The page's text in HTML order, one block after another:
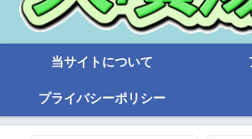
当サイトについて
プライバシーポリシー